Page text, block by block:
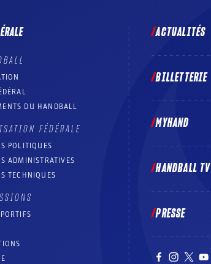
DU HANDBALL
FÉDÉRALE
POLITIQUES
ADMINISTRATIVES
TECHNIQUES
ACTUALITÉS
BILLETTERIE
MYHAND
HANDBALL TV
PRESSE